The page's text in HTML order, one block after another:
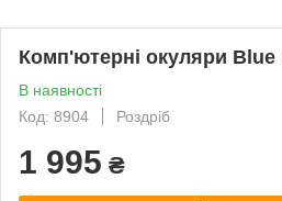
Комп'ютерні окуляри
В наявності
Код: 8904
Роздріб
1 995 ₴